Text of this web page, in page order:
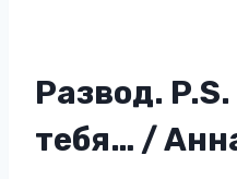
Развод.
тебя… /